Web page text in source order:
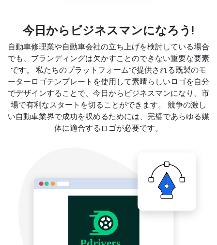
今日からビジネスマンになろう!
自動車修理業や自動車会社の立ち上げを検討している場合
でも、ブランディングは欠かすことのできない重要な要素
です。 私たちのプラットフォームで提供される既製のモ
ーターロゴテンプレートを使用して素晴らしいロゴを自分
でデザインすることで、今日からビジネスマンになり、市
場で有利なスタートを切ることができます。 競争の激し
い自動車業界で成功を収めるためには、完璧であらゆる媒
体に適合するロゴが必要です。